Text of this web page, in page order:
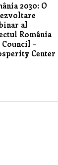
2030: O
al
România
–
Center